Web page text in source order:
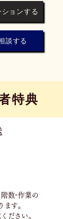
ョンする
談する
特典
数･作業の
ます。
ださい。